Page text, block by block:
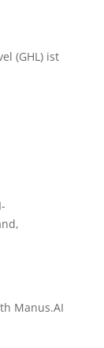
(GHL) ist
Manus.AI